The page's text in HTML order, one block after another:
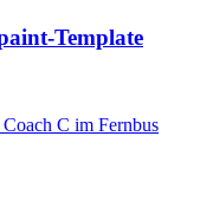
Template
C im Fernbus